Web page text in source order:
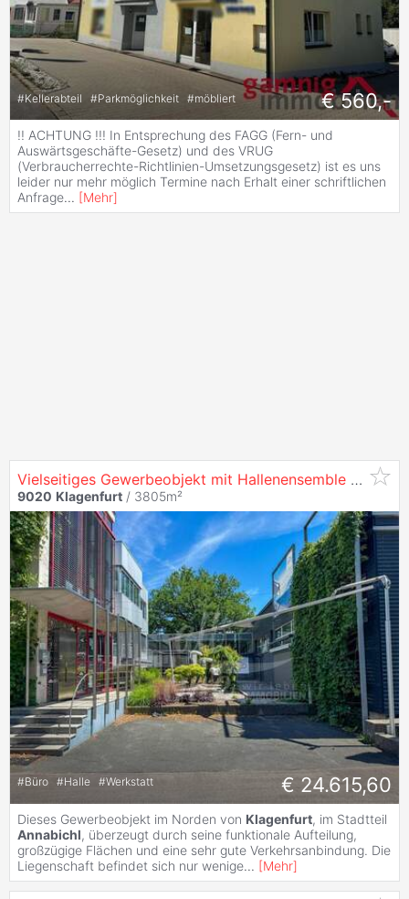
#Kellerabteil #Parkmöglichkeit #möbliert € 560,-
!! ACHTUNG !!! In Entsprechung des FAGG (Fern- und
Auswärtsgeschäfte-Gesetz) und des VRUG
(Verbraucherrechte-Richtlinien-Umsetzungsgesetz) ist es uns
leider nur mehr möglich Termine nach Erhalt einer schriftlichen
Anfrage... [Mehr]
Vielseitiges Gewerbeobjekt mit Hallenensemble und Büroflächen in
9020 Klagenfurt / 3805m²
#Büro #Halle #Werkstatt € 24.615,60
Dieses Gewerbeobjekt im Norden von Klagenfurt, im Stadtteil
Annabichl, überzeugt durch seine funktionale Aufteilung,
großzügige Flächen und eine sehr gute Verkehrsanbindung. Die
Liegenschaft befindet sich nur wenige... [Mehr]